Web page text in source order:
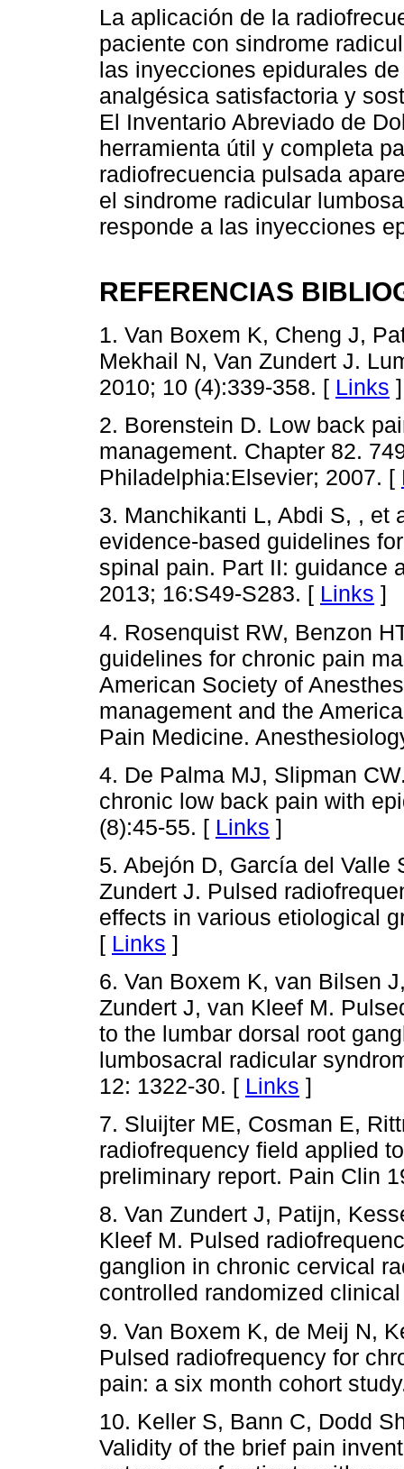
La aplicación de la
paciente con sindrome
las inyecciones epidurales
analgésica satisfactoria y
El Inventario Abreviado de
herramienta útil y completa
radiofrecuencia pulsada
el sindrome radicular
responde a las inyecciones
REFERENCIAS
1. Van Boxem K, Cheng J,
Mekhail N, Van Zundert J.
2010; 10 (4):339-358. [ Links ]
2. Borenstein D. Low back
management. Chapter 82.
Philadelphia:Elsevier; 2007. [
3. Manchikanti L, Abdi S, , et
evidence-based guidelines
spinal pain. Part II: guidance
2013; 16:S49-S283. [ Links ]
4. Rosenquist RW, Benzon
guidelines for chronic pain
American Society of
management and the
Pain Medicine.
4. De Palma MJ, Slipman
chronic low back pain with
(8):45-55. [ Links ]
5. Abejón D, García del Valle
Zundert J. Pulsed
effects in various etiological
[ Links ]
6. Van Boxem K, van Bilsen
Zundert J, van Kleef M.
to the lumbar dorsal root
lumbosacral radicular
12: 1322-30. [ Links ]
7. Sluijter ME, Cosman E,
radiofrequency field applied
preliminary report. Pain Clin
8. Van Zundert J, Patijn,
Kleef M. Pulsed
ganglion in chronic cervical
controlled randomized
9. Van Boxem K, de Meij N,
Pulsed radiofrequency for
pain: a six month cohort
10. Keller S, Bann C, Dodd
Validity of the brief pain